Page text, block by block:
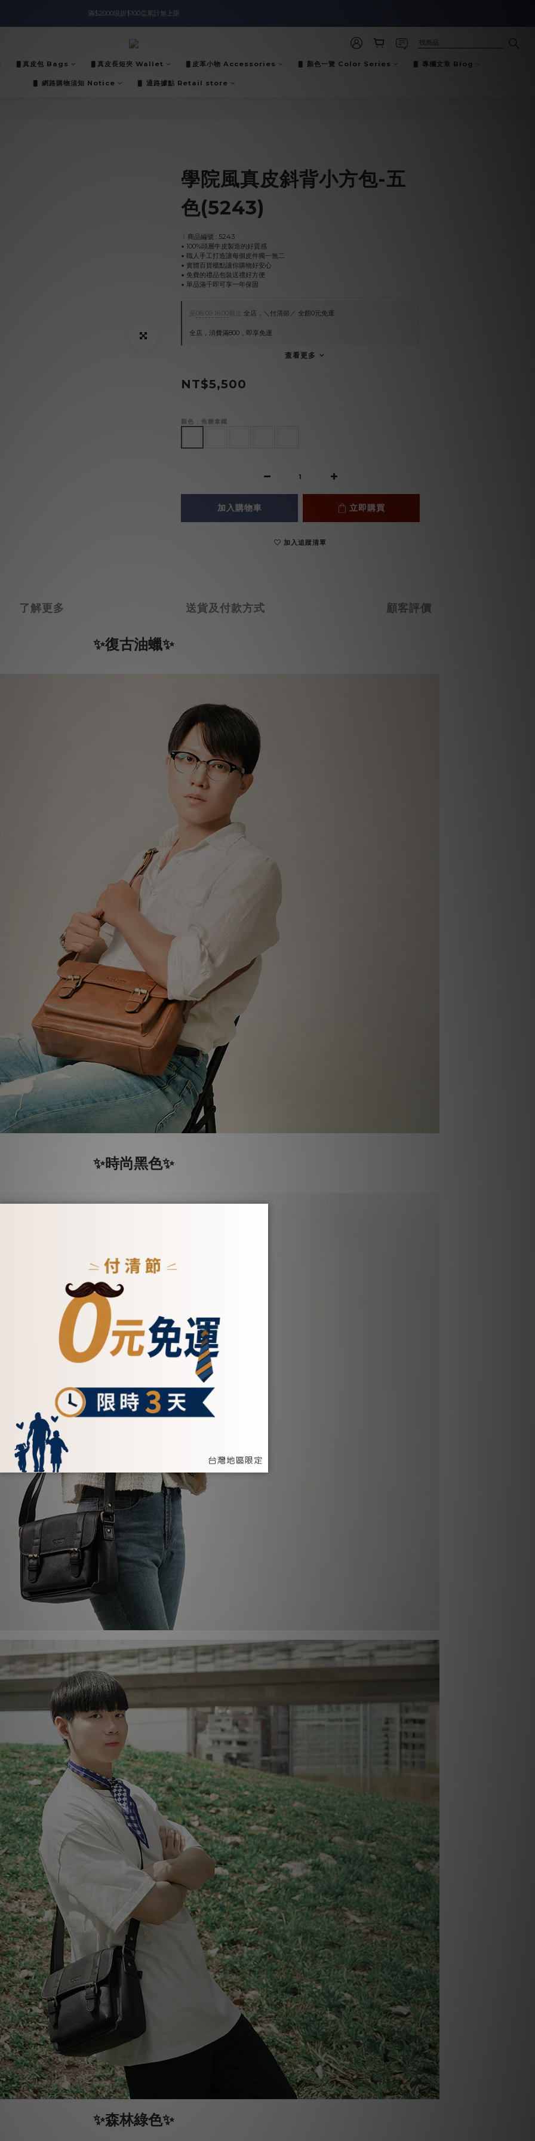
入會即領$888購物金🙌
滿$2000現折$100👏累計無上限
入會即領$888購物金🙌
▋真皮包 Bags ▋真皮長短夾 Wallet ▋皮革小物 Accessories ▋ 顏色一覽 Color Series ▋ 專欄文章 Blog
▋ 網路購物須知 Notice ▋ 通路據點 Retail store
學院風真皮斜背小方包-五
色(5243)
︱商品編號 : 5243
▪︎ 100%頭層牛皮製造的好質感
▪︎ 職人手工打造讓每個皮件獨一無二
▪︎ 實體百貨櫃點讓你購物好安心
▪︎ 免費的禮品包裝送禮好方便
▪︎ 單品滿千即可享一年保固
至08/09 16:00截止 全店，＼付清節／ 全館0元免運
全店，消費滿800，即享免運
查看更多
NT$5,500
顏色 : 焦糖拿鐵
加入購物車 立即購買
加入追蹤清單
了解更多 送貨及付款方式 顧客評價
✨復古油蠟✨
✨時尚黑色✨
✨森林綠色✨